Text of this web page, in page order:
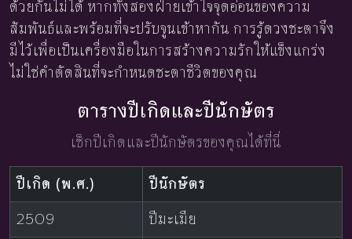
ด้วยกันไม่ได้ หากทั้งสองฝ่ายเข้าใจจุดอ่อนของความ
สัมพันธ์และพร้อมที่จะปรับจูนเข้าหากัน การรู้ดวงชะตาจึง
มีไว้เพื่อเป็นเครื่องมือในการสร้างความรักให้แข็งแกร่ง
ไม่ใช่คำตัดสินที่จะกำหนดชะตาชีวิตของคุณ
ตารางปีเกิดและปีนักษัตร
เช็กปีเกิดและปีนักษัตรของคุณได้ที่นี่
ปีเกิด (พ.ศ.)
ปีนักษัตร
2509
ปีมะเมีย